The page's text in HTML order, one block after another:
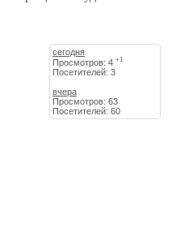
сегодня
Просмотров: 4 +1
Посетителей: 3
вчера
Просмотров: 63
Посетителей: 60